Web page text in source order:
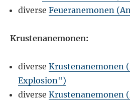
diverseFeueranemonen
Krustenanemonen:
diverseKrustenanemonen
Explosion")
diverseKrustenanemonen